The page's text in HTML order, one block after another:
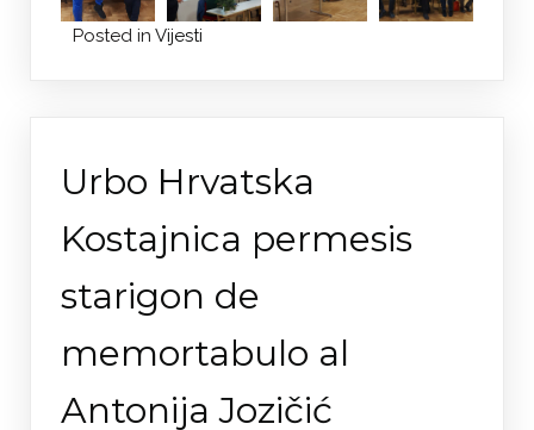
Posted in Vijesti
Urbo Hrvatska
Kostajnica permesis
starigon de
memortabulo al
Antonija Jozičić